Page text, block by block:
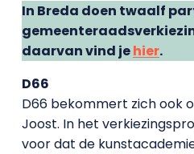
In Breda doen twaalf
daarvan vind jehier.
D66
D66 bekommert zich ook
Joost. In het
voor dat de